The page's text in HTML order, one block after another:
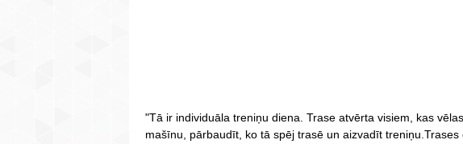
"Tā ir individuāla treniņu diena. Trase atvērta visiem, kas
mašīnu, pārbaudīt, ko tā spēj trasē un aizvadīt treniņu.Trases